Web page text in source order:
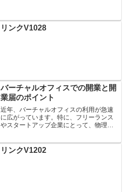
リンクV1028
バーチャルオフィスでの開業と開
業届のポイント
近年、バーチャルオフィスの利用が急速
に広がっています。特に、フリーランス
やスタートアップ企業にとって、物理的
チャルオフィスを利用する際には、いく
つかの重要なポイントを押...
リンクV1202